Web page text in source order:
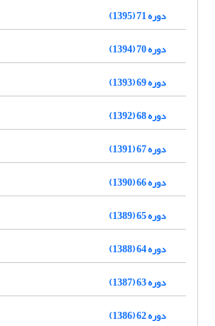
دوره 71 (1395)
دوره 70 (1394)
دوره 69 (1393)
دوره 68 (1392)
دوره 67 (1391)
دوره 66 (1390)
دوره 65 (1389)
دوره 64 (1388)
دوره 63 (1387)
دوره 62 (1386)